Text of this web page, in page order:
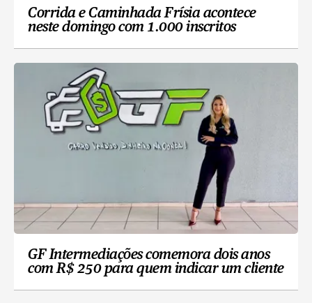
Corrida e Caminhada Frísia acontece
neste domingo com 1.000 inscritos
GF Intermediações comemora dois anos
com R$ 250 para quem indicar um cliente